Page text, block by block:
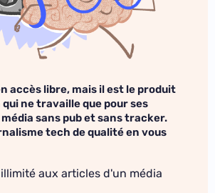
accès libre, mais il est le produit
ne travaille que pour ses
sans pub et sans tracker.
tech de qualité en vous
aux articles d'un média